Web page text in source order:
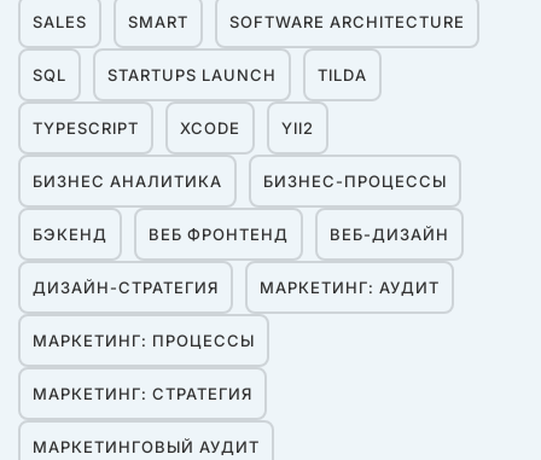
SALES SMART SOFTWARE ARCHITECTURE
SQL STARTUPS LAUNCH TILDA
TYPESCRIPT XCODE YII2
БИЗНЕС АНАЛИТИКА БИЗНЕС-ПРОЦЕССЫ
БЭКЕНД ВЕБ ФРОНТЕНД ВЕБ-ДИЗАЙН
ДИЗАЙН-СТРАТЕГИЯ МАРКЕТИНГ: АУДИТ
МАРКЕТИНГ: ПРОЦЕССЫ
МАРКЕТИНГ: СТРАТЕГИЯ
МАРКЕТИНГОВЫЙ АУДИТ